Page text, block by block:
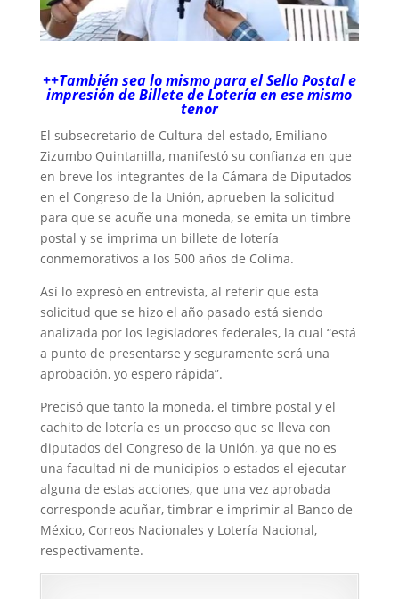
++También sea lo mismo para el Sello Postal e
impresión de Billete de Lotería en ese mismo
tenor
El subsecretario de Cultura del estado, Emiliano
Zizumbo Quintanilla, manifestó su confianza en que
en breve los integrantes de la Cámara de Diputados
en el Congreso de la Unión, aprueben la solicitud
para que se acuñe una moneda, se emita un timbre
postal y se imprima un billete de lotería
conmemorativos a los 500 años de Colima.
Así lo expresó en entrevista, al referir que esta
solicitud que se hizo el año pasado está siendo
analizada por los legisladores federales, la cual “está
a punto de presentarse y seguramente será una
aprobación, yo espero rápida”.
Precisó que tanto la moneda, el timbre postal y el
cachito de lotería es un proceso que se lleva con
diputados del Congreso de la Unión, ya que no es
una facultad ni de municipios o estados el ejecutar
alguna de estas acciones, que una vez aprobada
corresponde acuñar, timbrar e imprimir al Banco de
México, Correos Nacionales y Lotería Nacional,
respectivamente.